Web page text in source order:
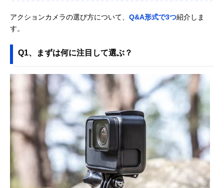
アクションカメラの選び方について、 Q&A形式で3つ紹介しま
す。
Q1、まずは何に注目して選ぶ？